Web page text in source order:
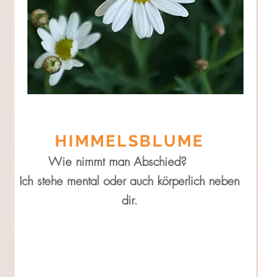
HIMMELSBLUME
Wie nimmt man Abschied?
Ich stehe mental oder auch körperlich neben
dir.